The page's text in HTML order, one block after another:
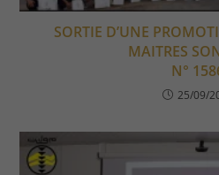
SORTIE D’UNE
MAITRES
N°
25/09/